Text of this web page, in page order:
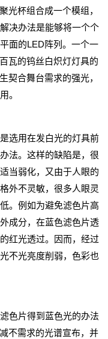
光杯组合成一个模组，
决办法是能够将一个个
面的LED阵列。一个一
瓦的钨丝白炽灯灯具的
契合舞台需求的强光，
。
选用在发白光的灯具前
法。这样的缺陷是，很
当弱化，又由于人眼的
外不灵敏，很多人眼灵
。例如为避免滤色片高
成分，在蓝色滤色片透
红光透过。因而，经过
不光亮度削弱，色彩也
片得到蓝色光的办法
不需求的光谱宣布，并